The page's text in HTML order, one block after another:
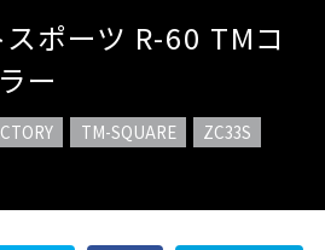
スポーツ R-60 TMコ
ー
TM-SQUARE
ZC33S